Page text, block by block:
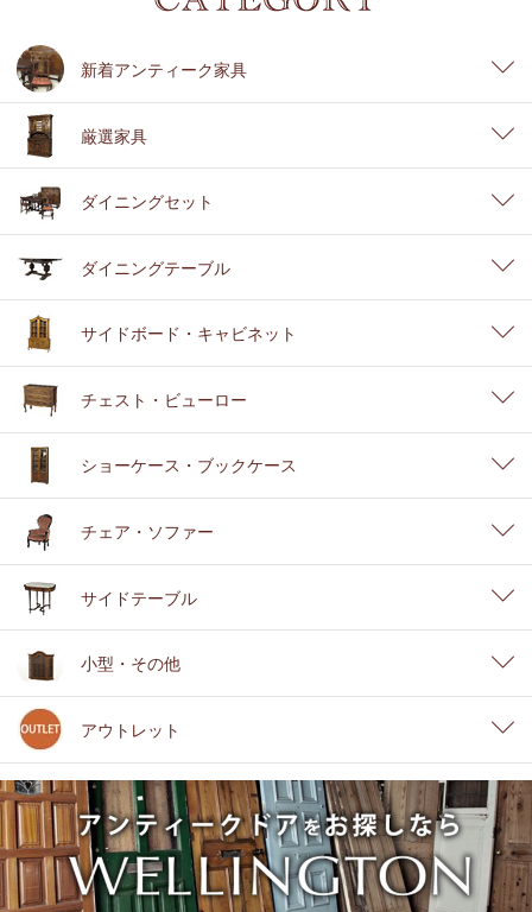
新着アンティーク家具
厳選家具
ダイニングセット
ダイニングテーブル
サイドボード・キャビネット
チェスト・ビューロー
ショーケース・ブックケース
チェア・ソファー
サイドテーブル
小型・その他
アウトレット